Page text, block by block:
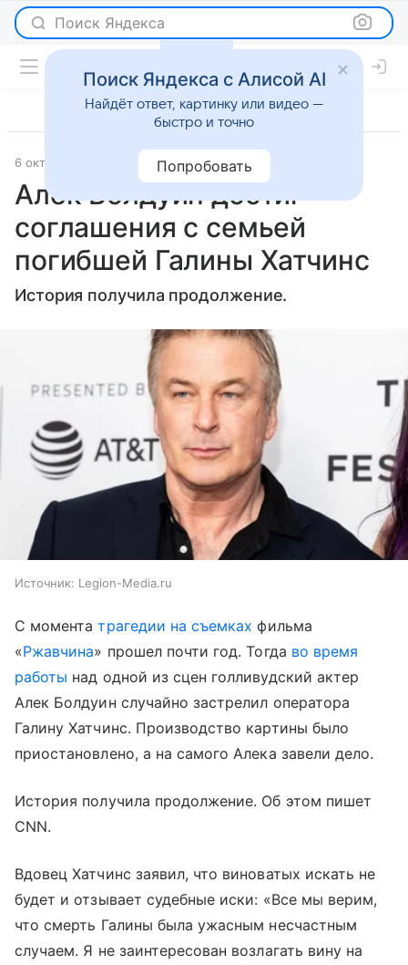
Поиск Яндекса
6 октября 2022 Super.ru Светская жизнь
Алек Болдуин достиг
соглашения с семьей
погибшей Галины Хатчинс
История получила продолжение.
Источник: Legion-Media.ru
С моментатрагедии на съемках фильма
«Ржавчина» прошел почти год. Тогда во время
работы над одной из сцен голливудский актер
Алек Болдуин случайно застрелил оператора
Галину Хатчинс. Производство картины было
приостановлено, а на самого Алека завели дело.
История получила продолжение. Об этом пишет
CNN.
Вдовец Хатчинс заявил, что виноватых искать не
будет и отзывает судебные иски: «Все мы верим,
что смерть Галины была ужасным несчастным
случаем. Я не заинтересован возлагать вину на
Поиск Яндекса с Алисой AI
Найдёт ответ, картинку или видео —
быстро и точно
Попробовать